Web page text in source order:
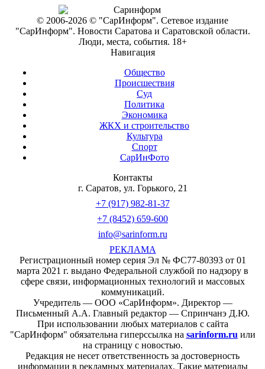
© 2006-2026 © "СарИнформ". Сетевое издание
"СарИнформ". Новости Саратова и Саратовской области.
Люди, места, события. 18+
Навигация
Общество
Происшествия
Суд
Политика
Экономика
ЖКХ и строительство
Культура
Спорт
СарИнФото
Контакты
г. Саратов, ул. Горького, 21
+7 (917) 982-81-37
+7 (8452) 659-600
info@sarinform.ru
РЕКЛАМА
Регистрационный номер серия Эл № ФС77-80393 от 01
марта 2021 г. выдано Федеральной службой по надзору в
сфере связи, информационных технологий и массовых
коммуникаций.
Учредитель — ООО «СарИнформ». Директор —
Письменный А.А. Главный редактор — Спринчанэ Д.Ю.
При использовании любых материалов с сайта
"СарИнформ" обязательна гиперссылка на sarinform.ru или
на страницу с новостью.
Редакция не несет ответственность за достоверность
информации в рекламных материалах. Такие материалы